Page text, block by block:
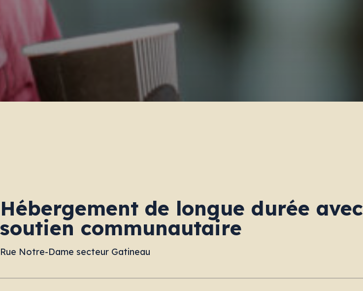
Hébergement de longue durée avec
soutien communautaire
Rue Notre-Dame secteur Gatineau